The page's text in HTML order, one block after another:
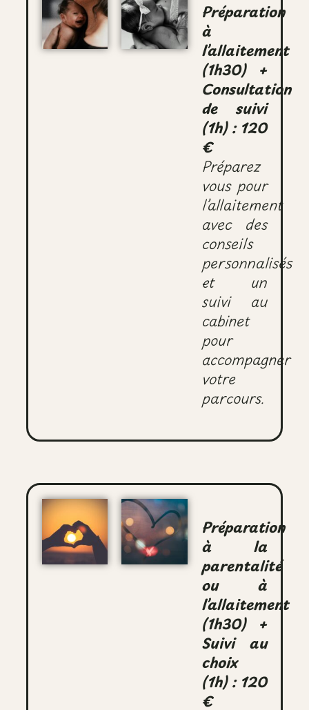
Préparation
à
l’allaitement
(1h30) +
Consultation
de suivi
(1h) : 120
€
Préparez
vous pour
l’allaitement
avec des
conseils
personnalisés
et un
suivi au
cabinet
pour
accompagner
votre
parcours.
Préparation
à la
parentalité
ou à
l’allaitement
(1h30) +
Suivi au
choix
(1h) : 120
€